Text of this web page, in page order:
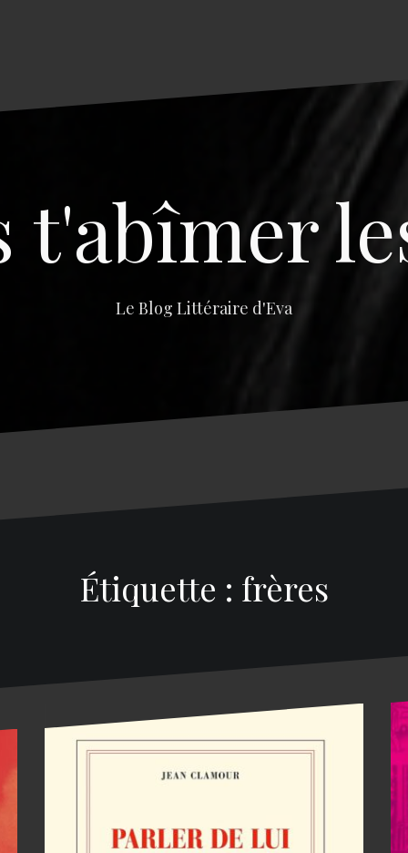
t'abîmer
Le Blog Littéraire d'Eva
Étiquette : frères